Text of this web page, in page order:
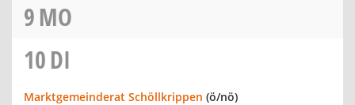
9MO
10DI
Marktgemeinderat Schöllkrippen (ö/nö)